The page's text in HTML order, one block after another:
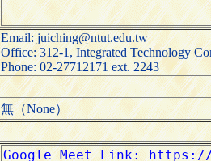
Email: juiching@ntut.edu.tw
Office: 312-1, Integrated Technology
Phone: 02-27712171 ext. 2243
無（None）